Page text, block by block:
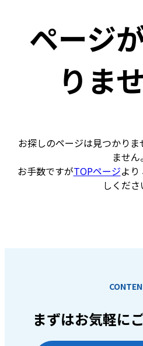
ページ
りま
お探しのページは見つかり
ません。
お手数ですがTOPページよ
しくださ
まずはお気軽に